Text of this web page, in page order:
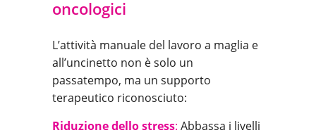
oncologici
L’attività manuale del lavoro a maglia e
all’uncinetto non è solo un
passatempo, ma un supporto
terapeutico riconosciuto:
Riduzione dello stress: Abbassa i livelli